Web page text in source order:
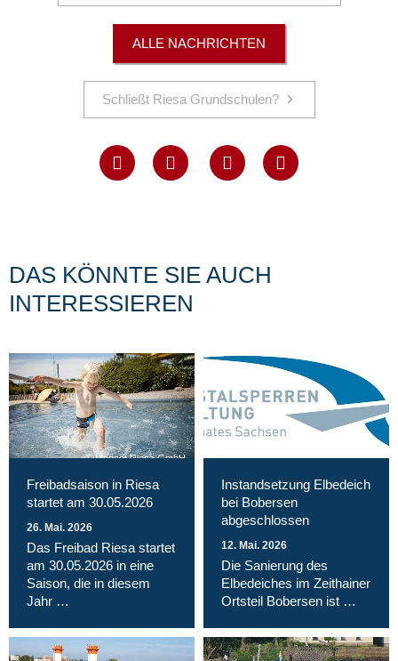
ALLE NACHRICHTEN
Schließt Riesa Grundschulen?
DAS KÖNNTE SIE AUCH
INTERESSIEREN
Magnet Riesa GmbH
Freibadsaison in Riesa
startet am 30.05.2026
26. Mai. 2026
Das Freibad Riesa startet
am 30.05.2026 in eine
Saison, die in diesem
Jahr …
Instandsetzung Elbedeich
bei Bobersen
abgeschlossen
12. Mai. 2026
Die Sanierung des
Elbedeiches im Zeithainer
Ortsteil Bobersen ist …